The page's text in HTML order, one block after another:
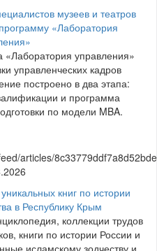
музеев и театров
«Лаборатория
управления»
управленческих кадров
построено в два этапа:
и программа
по модели MBA.
книг по истории
в Республику Крым
коллекции трудов
книги по истории России и
исламскому зодчеству и